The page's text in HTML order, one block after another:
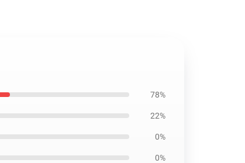
78%
22%
0%
0%